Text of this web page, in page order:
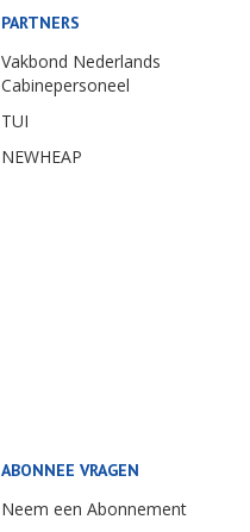
PARTNERS
Vakbond Nederlands
Cabinepersoneel
TUI
NEWHEAP
ABONNEE VRAGEN
Neem een Abonnement